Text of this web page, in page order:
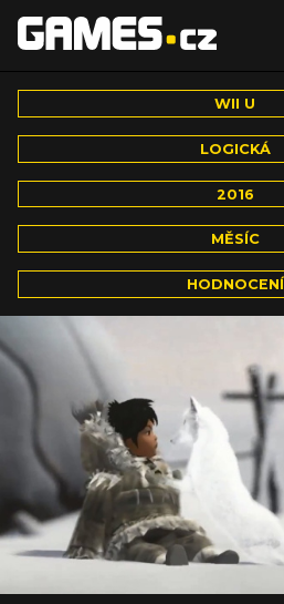
WII U
LOGICKÁ
2016
MĚSÍC
HODNOCENÍ